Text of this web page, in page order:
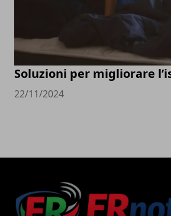
Soluzioni per migliorare
22/11/2024